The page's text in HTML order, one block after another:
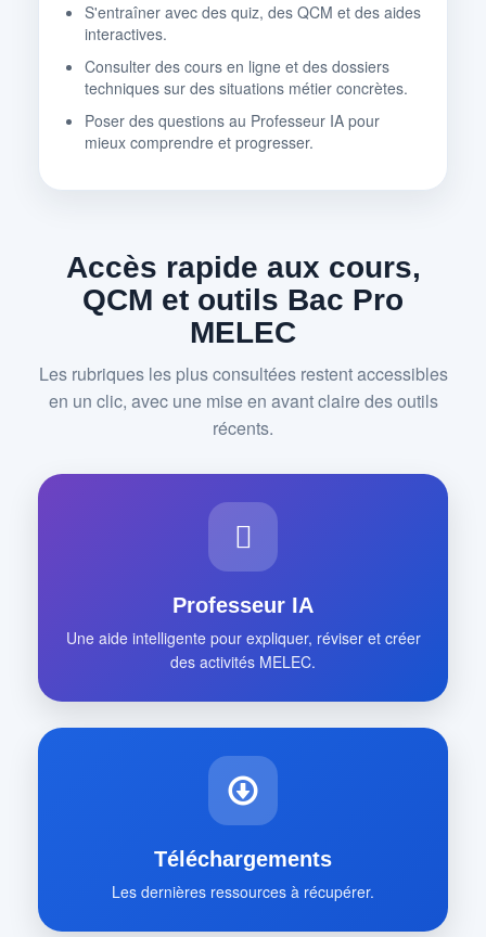
S'entraîner avec des quiz, des QCM et des aides
interactives.
Consulter des cours en ligne et des dossiers
techniques sur des situations métier concrètes.
Poser des questions au Professeur IA pour
mieux comprendre et progresser.
Accès rapide aux cours,
QCM et outils Bac Pro
MELEC
Les rubriques les plus consultées restent accessibles
en un clic, avec une mise en avant claire des outils
récents.
Professeur IA
Une aide intelligente pour expliquer, réviser et créer
des activités MELEC.
Téléchargements
Les dernières ressources à récupérer.